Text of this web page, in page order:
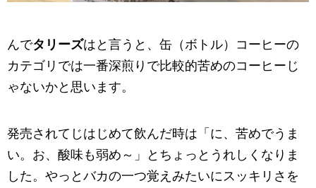
んでタリーズはと言うと、缶（ボトル）コーヒーの
カテゴリでは一番深煎りで比較的苦めのコーヒーじ
ゃないかと思います。
発売されてじはじめて飲んだ時は「に、苦めでうま
い。お、酸味も弱め～」とちょっとうれしくなりま
した。やっとバカの一つ覚えみたいにスッキリさを